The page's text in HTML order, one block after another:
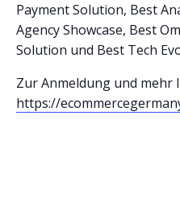
Payment Solution, Best
Agency Showcase, Best
Solution und Best Tech
Zur Anmeldung und
https://